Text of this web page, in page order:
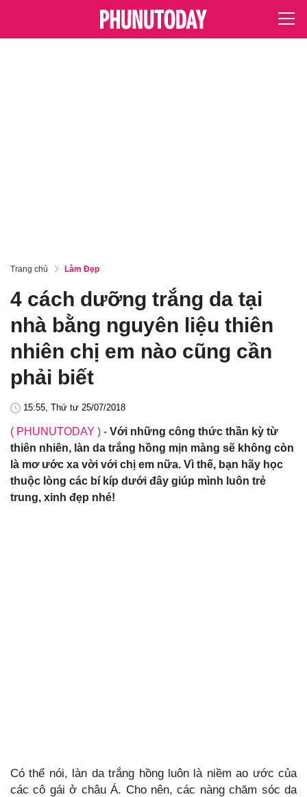
Trang chủ Làm Đẹp
4 cách dưỡng trắng da tại
nhà bằng nguyên liệu thiên
nhiên chị em nào cũng cần
phải biết
15:55, Thứ tư 25/07/2018
( PHUNUTODAY ) - Với những công thức thần kỳ từ
thiên nhiên, làn da trắng hồng mịn màng sẽ không còn
là mơ ước xa vời với chị em nữa. Vì thế, bạn hãy học
thuộc lòng các bí kíp dưới đây giúp mình luôn trẻ
trung, xinh đẹp nhé!
Có thể nói, làn da trắng hồng luôn là niềm ao ước của
các cô gái ở châu Á. Cho nên, các nàng chăm sóc da